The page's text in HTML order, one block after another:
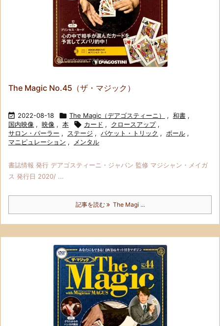
The Magic No.45（ザ・マジック）
 2022-08-18  The Magic（デアゴスティーニ） , 和書 ,
国内映像 , 映像 , 本  カード , クロースアップ ,
サロン・パーラー , ステージ , パケット・トリック , ボール ,
マニピュレーション , メンタル
書誌情報 発行 デアゴスティーニ・ジャパン 監修 マジシャン・メイガ
ス 発行日 2020/ ...
記事を読む The Magi ...